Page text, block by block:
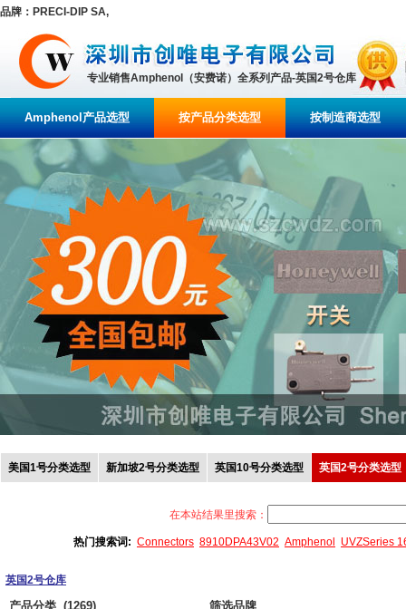
品牌：PRECI-DIP SA,
专业销售Amphenol（安费诺）全系列产品-英国2号仓库
Amphenol产品选型 按产品分类选型 按制造商选型
美国1号分类选型 新加坡2号分类选型 英国10号分类选型 英国2号分类选型
在本站结果里搜索：
热门搜索词: Connectors 8910DPA43V02 Amphenol UVZSeries
英国2号仓库
产品分类 (1269) 筛选品牌